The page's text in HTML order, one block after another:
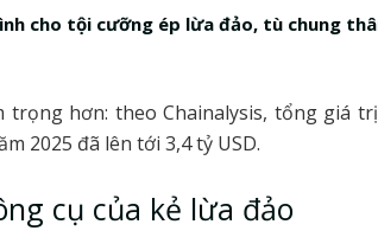
cho tội cưỡng ép lừa đảo, tù chung
trọng hơn: theo Chainalysis, tổng giá
2025 đã lên tới 3,4 tỷ USD.
cụ của kẻ lừa đảo